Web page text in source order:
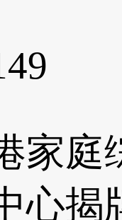
家庭
心揭